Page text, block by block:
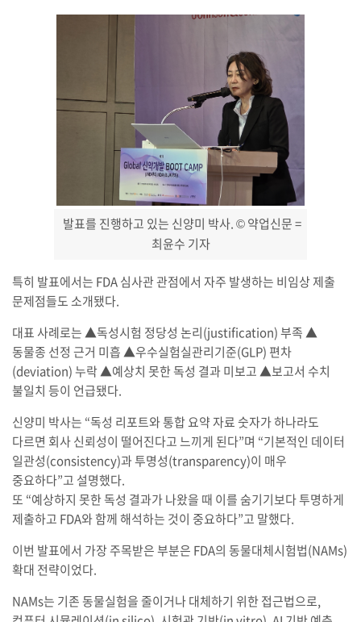
발표를 진행하고 있는 신양미 박사.© 약업신문 =
최윤수 기자
특히 발표에서는 FDA 심사관 관점에서 자주 발생하는 비임상 제출
문제점들도 소개됐다.
대표 사례로는 ▲독성시험 정당성 논리(justification) 부족 ▲
동물종 선정 근거 미흡 ▲우수실험실관리기준(GLP) 편차
(deviation) 누락 ▲예상치 못한 독성 결과 미보고 ▲보고서 수치
불일치 등이 언급됐다.
신양미 박사는 “독성 리포트와 통합 요약 자료 숫자가 하나라도
다르면 회사 신뢰성이 떨어진다고 느끼게 된다”며 “기본적인 데이터
일관성(consistency)과 투명성(transparency)이 매우
중요하다”고 설명했다.
또 “예상하지 못한 독성 결과가 나왔을 때 이를 숨기기보다 투명하게
제출하고 FDA와 함께 해석하는 것이 중요하다”고 말했다.
이번 발표에서 가장 주목받은 부분은 FDA의 동물대체시험법(NAMs)
확대 전략이었다.
NAMs는 기존 동물실험을 줄이거나 대체하기 위한 접근법으로,